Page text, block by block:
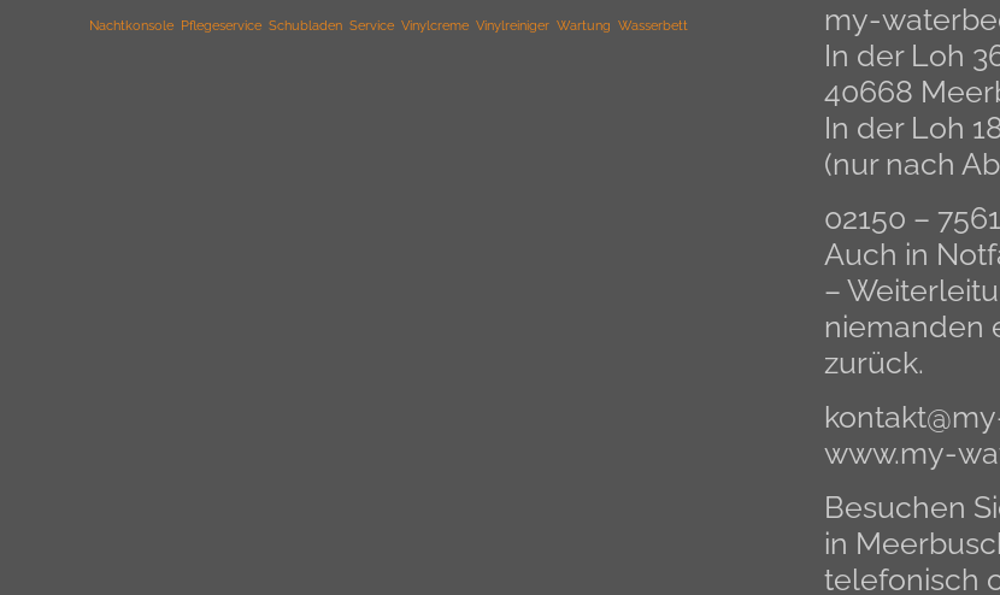
Nachtkonsole Pflegeservice Schubladen Service Vinylcreme Vinylreiniger Wartung Wasserbett
my-
In der Loh
40668
In der Loh
(nur nach
02150 –
Auch in
–
niemanden
zurück.
www.my-
Besuchen
in
telefonisch